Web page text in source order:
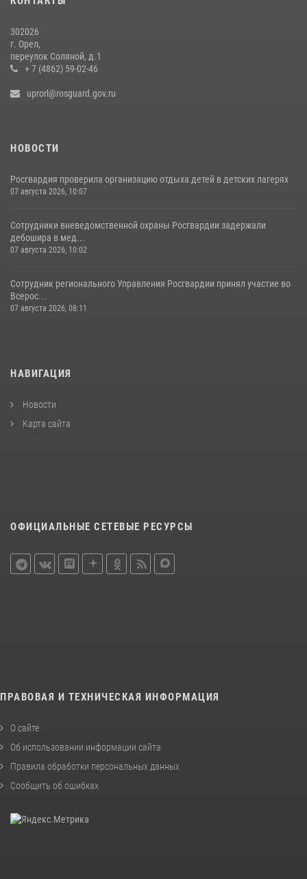
302026
г. Орел,
переулок Соляной, д.1
+ 7 (4862) 59-02-46
uprorl@rosguard.gov.ru
НОВОСТИ
Росгвардия проверила организацию отдыха детей в детских лагерях
07 августа 2026, 10:07
Сотрудники вневедомственной охраны Росгвардии задержали
дебошира в мед...
07 августа 2026, 10:02
Сотрудник регионального Управления Росгвардии принял участие во
Всерос...
07 августа 2026, 08:11
НАВИГАЦИЯ
Новости
Карта сайта
ОФИЦИАЛЬНЫЕ СЕТЕВЫЕ РЕСУРСЫ
ПРАВОВАЯ И ТЕХНИЧЕСКАЯ ИНФОРМАЦИЯ
О сайте
Об использовании информации сайта
Правила обработки персональных данных
Сообщить об ошибках